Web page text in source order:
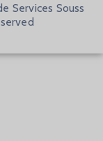
Services Souss